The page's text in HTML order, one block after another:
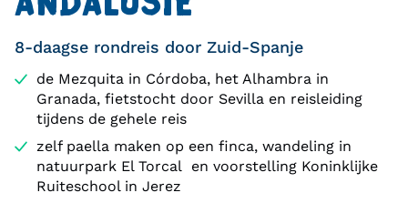
8-daagse rondreis door Zuid-Spanje
de Mezquita in Córdoba, het Alhambra in
Granada, fietstocht door Sevilla en reisleiding
tijdens de gehele reis
zelf paella maken op een finca, wandeling in
natuurpark El Torcal en voorstelling Koninklijke
Ruiteschool in Jerez